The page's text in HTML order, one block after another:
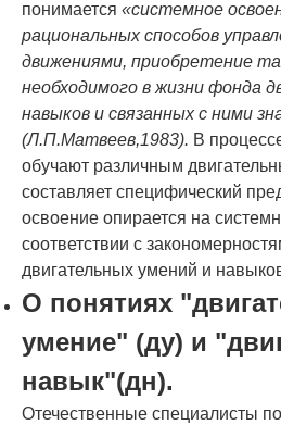
понимается «системное
рациональных способов
движениями, приобретение
необходимого в жизни фонда
навыков и связанных с ними
(Л.П.Матвеев,1983). В
обучают различным
составляет специфический
освоение опирается на
соответствии с
двигательных умений и
О понятиях
умение" (ду) и
навык"(дн).
Отечественные специа­листы